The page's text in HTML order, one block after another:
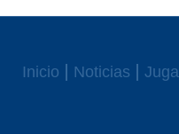
Inicio Noticias